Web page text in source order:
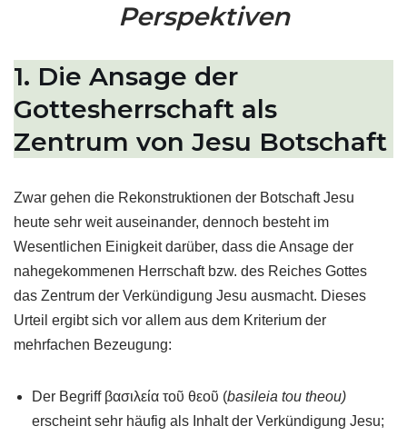
Perspektiven
1. Die Ansage der
Gottesherrschaft als
Zentrum von Jesu Botschaft
Zwar gehen die Rekonstruktionen der Botschaft Jesu
heute sehr weit auseinander, dennoch besteht im
Wesentlichen Einigkeit darüber, dass die Ansage der
nahegekommenen Herrschaft bzw. des Reiches Gottes
das Zentrum der Verkündigung Jesu ausmacht. Dieses
Urteil ergibt sich vor allem aus dem Kriterium der
mehrfachen Bezeugung:
Der Begriff βασιλεία τοῦ θεοῦ (basileia tou theou)
erscheint sehr häufig als Inhalt der Verkündigung Jesu;